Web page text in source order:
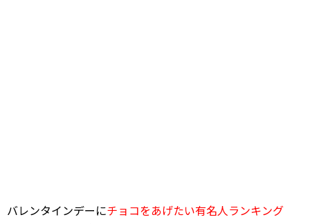
バレンタインデーにチョコをあげたい有名人ランキング